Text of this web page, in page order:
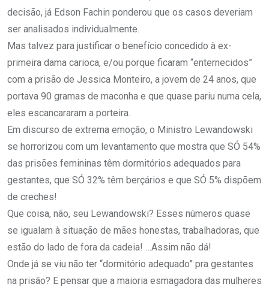
decisão, já Edson Fachin ponderou que os casos deveriam
ser analisados individualmente.
Mas talvez para justificar o benefício concedido à ex-
primeira dama carioca, e/ou porque ficaram “enternecidos”
com a prisão de Jessica Monteiro, a jovem de 24 anos, que
portava 90 gramas de maconha e que quase pariu numa cela,
eles escancararam a porteira.
Em discurso de extrema emoção, o Ministro Lewandowski
se horrorizou com um levantamento que mostra que SÓ 54%
das prisões femininas têm dormitórios adequados para
gestantes, que SÓ 32% têm berçários e que SÓ 5% dispõem
de creches!
Que coisa, não, seu Lewandowski? Esses números quase
se igualam à situação de mães honestas, trabalhadoras, que
estão do lado de fora da cadeia! …Assim não dá!
Onde já se viu não ter “dormitório adequado” pra gestantes
na prisão? E pensar que a maioria esmagadora das mulheres